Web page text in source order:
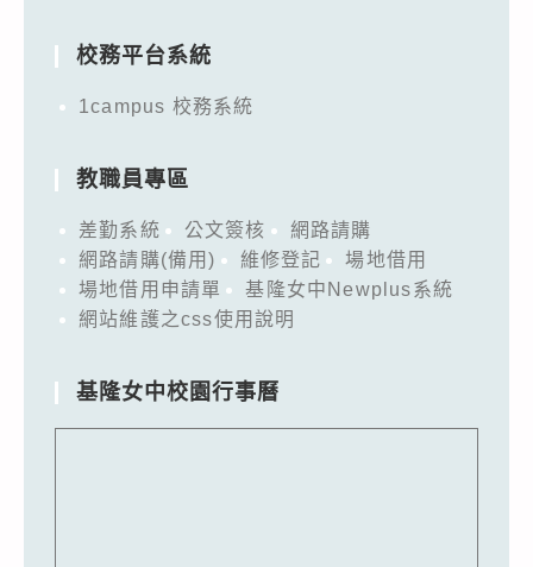
校務平台系統
1campus 校務系統
教職員專區
差勤系統 公文簽核
網路請購
網路請購(備用)
維修登記
場地借用
場地借用申請單
基隆女中Newplus系統
網站維護之css使用說明
基隆女中校園行事曆